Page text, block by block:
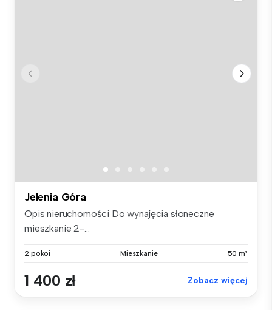
Jelenia Góra
Opis nieruchomości Do wynajęcia słoneczne
mieszkanie 2-...
2 pokoi Mieszkanie 50 m²
1 400 zł Zobacz więcej